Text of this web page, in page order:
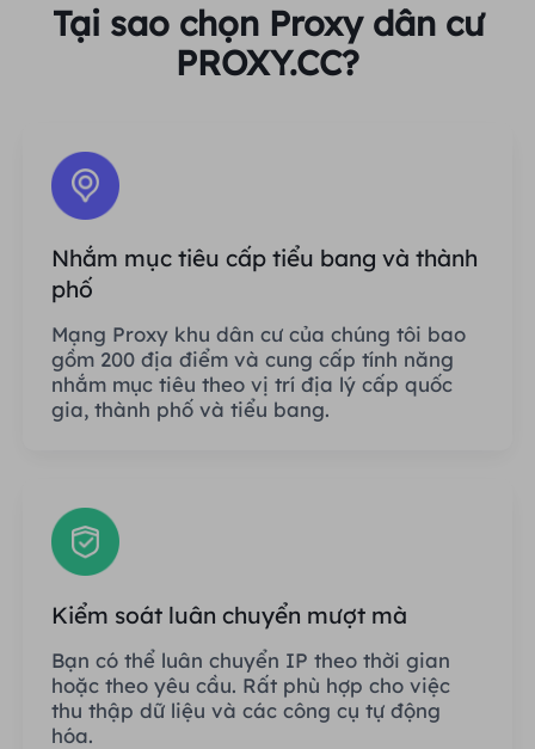
Tại sao chọn Proxy dân cư
PROXY.CC?
Nhắm mục tiêu cấp tiểu bang và thành
phố
Mạng Proxy khu dân cư của chúng tôi bao
gồm 200 địa điểm và cung cấp tính năng
nhắm mục tiêu theo vị trí địa lý cấp quốc
gia, thành phố và tiểu bang.
Kiểm soát luân chuyển mượt mà
Bạn có thể luân chuyển IP theo thời gian
hoặc theo yêu cầu. Rất phù hợp cho việc
thu thập dữ liệu và các công cụ tự động
hóa.